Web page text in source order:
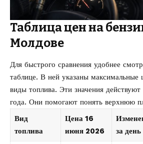
Таблица цен на
Молдове
Для быстрого сравнения удобнее
таблице. В ней указаны максимальные
виды топлива. Эти значения
года. Они помогают понять верхнюю
Вид
топлива
Цена 16
июня 2026
за день